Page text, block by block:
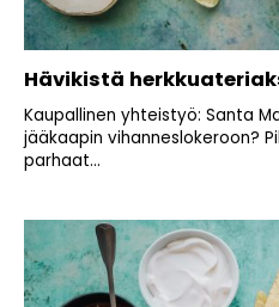
Hävikistä
Kaupallinen yhteistyö: Santa
jääkaapin vihanneslokeroon?
parhaat...